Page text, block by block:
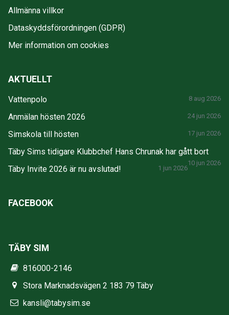
Allmänna villkor
Dataskyddsförordningen (GDPR)
Mer information om cookies
AKTUELLT
Vattenpolo 8 aug 2026
Anmälan hösten 2026 24 jun 2026
Simskola till hösten 17 jun 2026
Täby Sims tidigare Klubbchef Hans Chrunak har gått bort
10 jun 2026
Täby Invite 2026 är nu avslutad! 1 jun 2026
FACEBOOK
TÄBY SIM
816000-2146
Stora Marknadsvägen 2 183 79 Täby
kansli@tabysim.se